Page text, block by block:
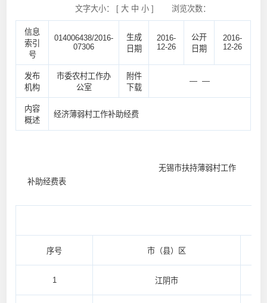
文字大小： [ 大 中 小] 浏览次数：
信息
索引
号
014006438/2016-
07306
生成
日期
2016-
12-26
公开
日期
2016-
12-26
发布
机构
市委农村工作办
公室
附件
下载
— —
内容
概述
经济薄弱村工作补助经费
无锡市扶持薄弱村工作
补助经费表
序号 市（县）区
1 江阴市